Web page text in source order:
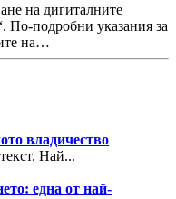
на дигиталните
По-подробни указания за
на…
владичество
Най...
една от най-